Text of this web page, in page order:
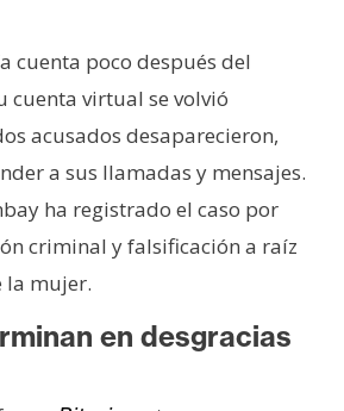
cuenta poco después del
cuenta virtual se volvió
acusados desaparecieron,
a sus llamadas y mensajes.
ha registrado el caso por
criminal y falsificación a raíz
la mujer.
en desgracias